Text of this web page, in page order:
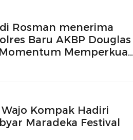
Rosman menerima
Baru AKBP Douglas
Memperkuat
Kompak Hadiri
Maradeka Festival